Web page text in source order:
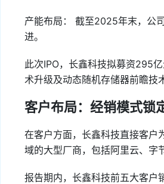
产能布局： 截至2025年末，公
进。
此次IPO，长鑫科技拟募资295
术升级及动态随机存储器前瞻技
客户布局：经销模式锁
在客户方面，长鑫科技直接客户
域的大型厂商，包括阿里云、字
报告期内，长鑫科技前五大客户